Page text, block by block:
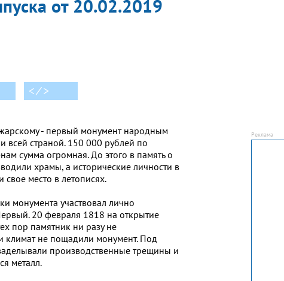
от 20.02.2019
< ⁄ >
- первый монумент народным
всей страной. 150 000 рублей по
сумма огромная. До этого в память о
храмы, а исторические личности в
свое место в летописях.
монумента участвовал лично
20 февраля 1818 на открытие
пор памятник ни разу не
климат не пощадили монумент. Под
производственные трещины и
металл.